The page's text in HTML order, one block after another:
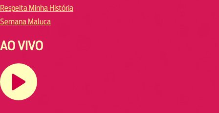
Respeita Minha História
Semana Maluca
AO VIVO